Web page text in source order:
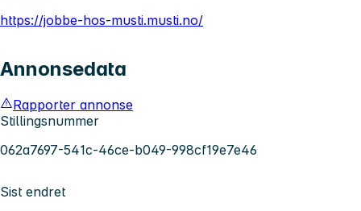
https://jobbe-hos-musti.musti.no/
Annonsedata
Rapporter annonse
Stillingsnummer
062a7697-541c-46ce-b049-998cf19e7e46
Sist endret